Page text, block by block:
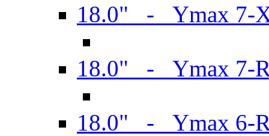
18.0" - Ymax 7-
18.0" - Ymax 7-
18.0" - Ymax 6-